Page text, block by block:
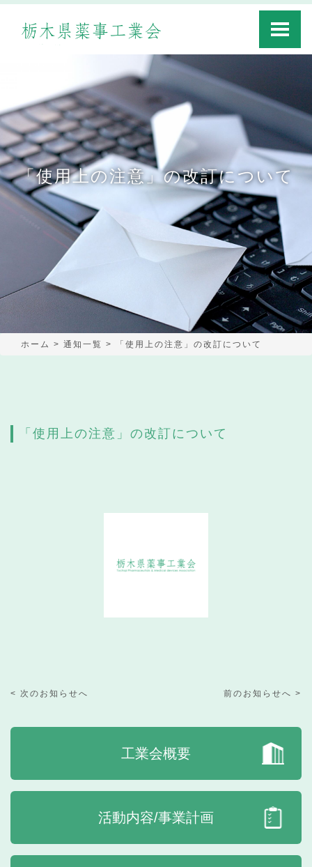
Toggle
「使用上の注意」の改訂について
ホーム > 通知一覧 > 「使用上の注意」の改訂について
「使用上の注意」の改訂について
< 次のお知らせへ 前のお知らせへ >
工業会概要
活動内容/事業計画